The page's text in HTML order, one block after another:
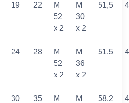
19 22
M
52
x 2
M
30
x 2
51,5
24 28
M
52
x 2
M
36
x 2
51,5
30 35
M
M
58,2